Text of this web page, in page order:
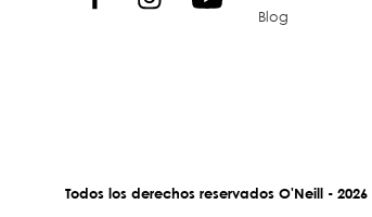
Blog
Todos los derechos reservados O'Neill - 2026